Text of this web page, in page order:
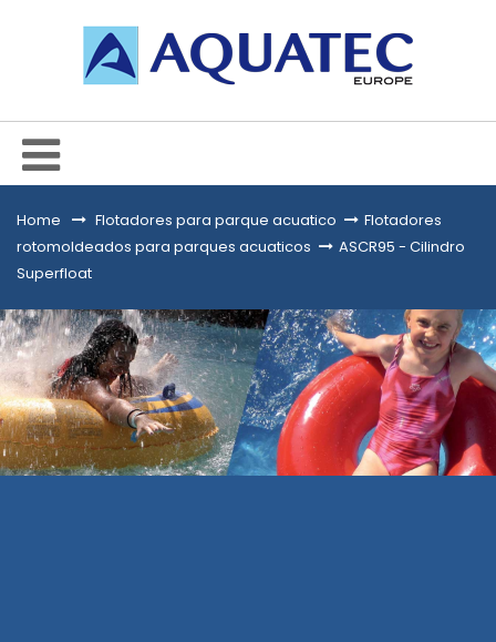
Home &gt;Flotadores para parque acuatico > Flotadores
rotomoldeados para parques acuaticos > ASCR95 - Cilindro
Superfloat